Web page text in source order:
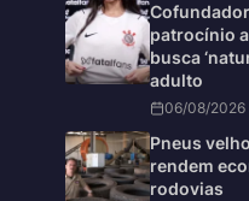
patrocínio
busca
adulto
06/08/2026
Pneus
rendem
rodovias